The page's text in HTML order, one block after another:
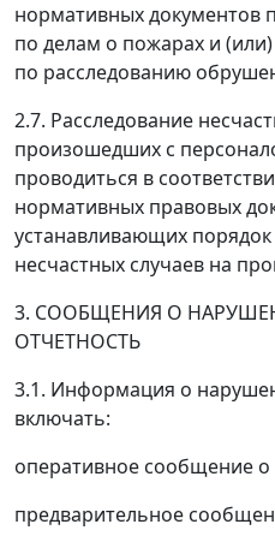
нормативных документов
по делам о пожарах и
по расследованию
2.7. Расследование
произошедших с
проводиться в
нормативных правовых
устанавливающих порядок
несчастных случаев на
3. СООБЩЕНИЯ О
ОТЧЕТНОСТЬ
3.1. Информация о
включать:
оперативное сообщение
предварительное